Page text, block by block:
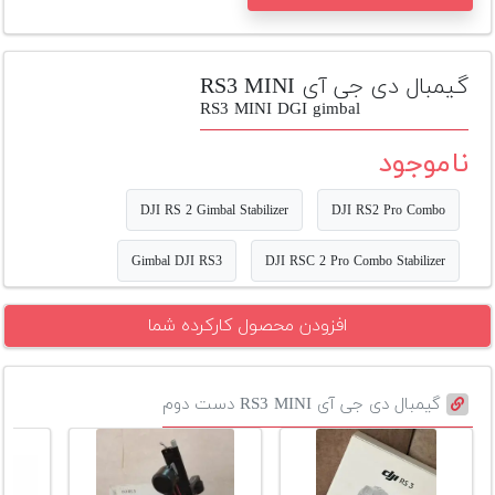
تجهیزات
پلاس
افزودن
محصول
قیمت
دوربین
بله
گیمبال دی جی آی RS3 MINI
RS3 MINI DGI gimbal
ناموجود
DJI RS2 Pro Combo
DJI RS 2 Gimbal Stabilizer
DJI RSC 2 Pro Combo Stabilizer
Gimbal DJI RS3
افزودن محصول کارکرده شما
گیمبال دی جی آی RS3 MINI دست دوم